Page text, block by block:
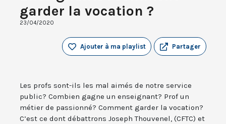
garder la vocation ?
23/04/2020
Partager
Ajouter à ma playlist
Les profs sont-ils les mal aimés de notre service
public? Combien gagne un enseignant? Prof un
métier de passionné? Comment garder la vocation?
C’est ce dont débattrons Joseph Thouvenel, (CFTC) et